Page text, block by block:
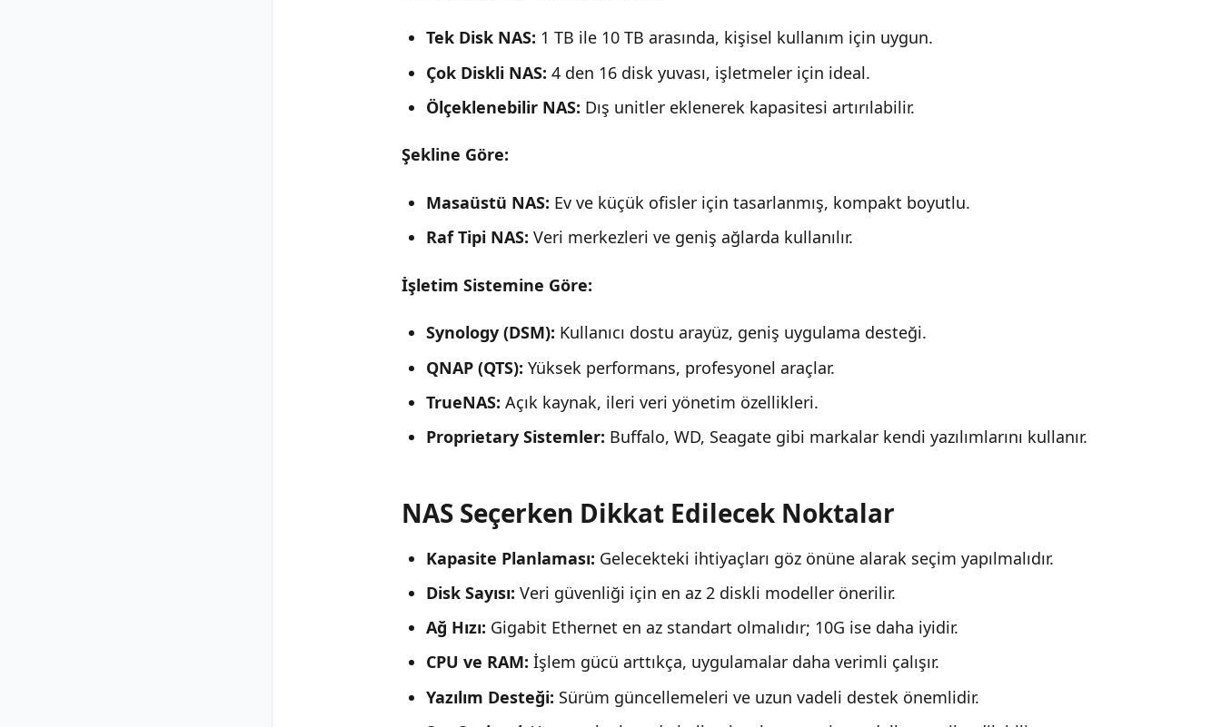
Tek Disk NAS: 1 TB ile 10 TB arasında, kişisel kullanım için uygun.
Çok Diskli NAS: 4 den 16 disk yuvası, işletmeler için ideal.
Ölçeklenebilir NAS: Dış unitler eklenerek kapasitesi artırılabilir.
Şekline Göre:
Masaüstü NAS: Ev ve küçük ofisler için tasarlanmış, kompakt boyutlu.
Raf Tipi NAS: Veri merkezleri ve geniş ağlarda kullanılır.
İşletim Sistemine Göre:
Synology (DSM): Kullanıcı dostu arayüz, geniş uygulama desteği.
QNAP (QTS): Yüksek performans, profesyonel araçlar.
TrueNAS: Açık kaynak, ileri veri yönetim özellikleri.
Proprietary Sistemler: Buffalo, WD, Seagate gibi markalar kendi yazılımlarını kullanır.
NAS Seçerken Dikkat Edilecek Noktalar
Kapasite Planlaması: Gelecekteki ihtiyaçları göz önüne alarak seçim yapılmalıdır.
Disk Sayısı: Veri güvenliği için en az 2 diskli modeller önerilir.
Ağ Hızı: Gigabit Ethernet en az standart olmalıdır; 10G ise daha iyidir.
CPU ve RAM: İşlem gücü arttıkça, uygulamalar daha verimli çalışır.
Yazılım Desteği: Sürüm güncellemeleri ve uzun vadeli destek önemlidir.